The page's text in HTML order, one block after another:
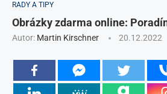
RADY A TIPY
Obrázky zdarma online:
Autor: Martin Kirschner 20.12.2022